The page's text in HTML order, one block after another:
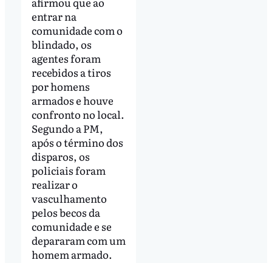
entrar na
comunidade com o
blindado, os
agentes foram
recebidos a tiros
por homens
armados e houve
confronto no local.
Segundo a PM,
após o término dos
disparos, os
policiais foram
realizar o
vasculhamento
pelos becos da
comunidade e se
depararam com um
homem armado.